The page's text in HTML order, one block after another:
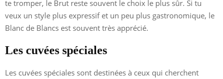
te tromper, le Brut reste souvent le choix le plus sûr. Si tu
veux un style plus expressif et un peu plus gastronomique, le
Blanc de Blancs est souvent très apprécié.
Les cuvées spéciales
Les cuvées spéciales sont destinées à ceux qui cherchent